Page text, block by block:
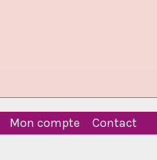
Mon compte Contact